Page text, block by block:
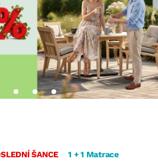
ŠANCE 1 + 1 Matrace